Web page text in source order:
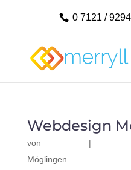
0 7121 /
Webdesign
von |
Möglingen